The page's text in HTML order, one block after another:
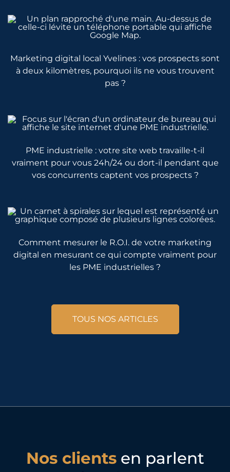
Marketing digital local Yvelines : vos prospects sont
à deux kilomètres, pourquoi ils ne vous trouvent
pas ?
PME industrielle : votre site web travaille-t-il
vraiment pour vous 24h/24 ou dort-il pendant que
vos concurrents captent vos prospects ?
Comment mesurer le R.O.I. de votre marketing
digital en mesurant ce qui compte vraiment pour
les PME industrielles ?
TOUS NOS ARTICLES
Nos clients en parlent